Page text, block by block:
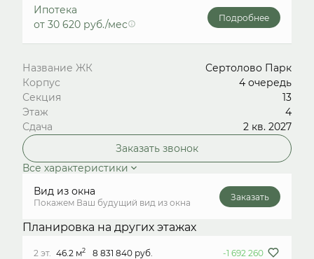
Ипотека
от 30 620 руб./мес
Подробнее
Название ЖК
Сертолово Парк
Корпус
4 очередь
Секция
13
Этаж
4
Сдача
2 кв. 2027
Заказать звонок
Все характеристики
Вид из окна
Покажем Ваш будущий вид из окна
Заказать
Планировка на других этажах
2 эт. 46.2 м2 8 831 840 руб. -1 692 260